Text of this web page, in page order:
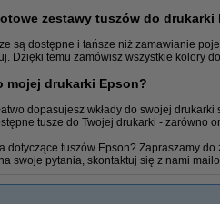
zestawy tuszów do drukarki
są dostępne i tańsze niż zamawianie
Dzięki temu zamówisz wszystkie kolory
mojej drukarki Epson?
dopasujesz wkłady do swojej
tusze do Twojej drukarki - zarówno
dotyczące tuszów Epson? Zapraszamy do
swoje pytania, skontaktuj się z nami